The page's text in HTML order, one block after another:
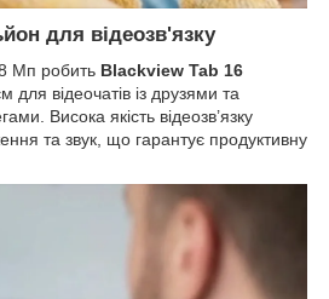
для відеозв'язку
Мп робить Blackview Tab 16
для відеочатів із друзями та
Висока якість відеозв’язку
та звук, що гарантує продуктивну